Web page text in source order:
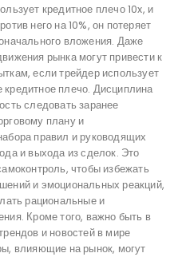
кредитное плечо 10x, и
него на 10%, он потеряет
вложения. Даже
рынка могут привести к
если трейдер использует
плечо. Дисциплина
следовать заранее
плану и
правил и руководящих
и выхода из сделок. Это
чтобы избежать
и эмоциональных реакций,
рациональные и
Кроме того, важно быть в
и новостей в мире
влияющие на рынок, могут